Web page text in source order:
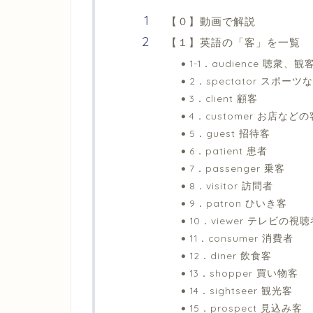
【０】動画で解説
【１】英語の「客」を一覧
1-1．audience 聴衆、観客
2．spectator スポーツな
3．client 顧客
4．customer お店などの
5．guest 招待客
6．patient 患者
7．passenger 乗客
8．visitor 訪問者
9．patron ひいき客
10．viewer テレビの視聴
11．consumer 消費者
12．diner 飲食客
13．shopper 買い物客
14．sightseer 観光客
15．prospect 見込み客